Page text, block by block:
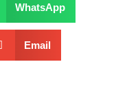
WhatsApp
Email